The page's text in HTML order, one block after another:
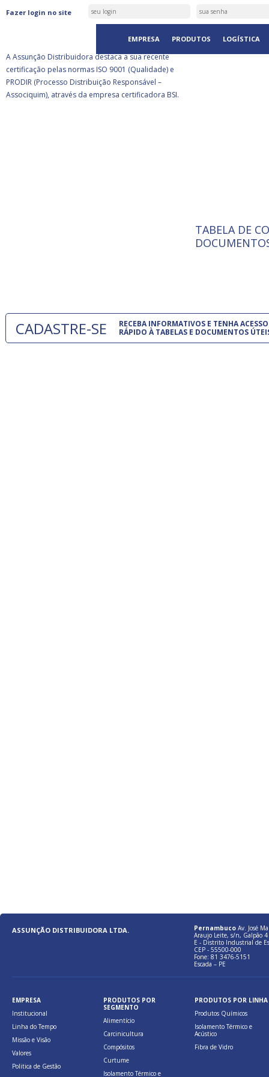
Fazer login no site
EMPRESA PRODUTOS LOGÍSTICA
ASSUNÇÃO DISTRIBUIDORA É
CERTIFICADA PELA BSI
A Assunção Distribuidora destaca a sua recente
certificação pelas normas ISO 9001 (Qualidade) e
PRODIR (Processo Distribuição Responsável –
Associquim), através da empresa certificadora BSI.
ISO 9001:
A
TABELA DE
CADASTRE-SE
RECEBA INFORMATIVOS E TENHA ACESSO
RÁPIDO À TABELAS E DOCUMENTOS
ASSUNÇÃO DISTRIBUIDORA LTDA. Pernambuco Av. José
Araujo Leite, s/n, Galpão 4
E - Distrito Industrial de
CEP - 55500-000
Fone: 81 3476-5151
Escada – PE
EMPRESA
Institucional
Linha do Tempo
Missão e Visão
Valores
Politica de Gestão
PRODUTOS POR
SEGMENTO
Alimentício
Carcinicultura
Compósitos
Curtume
Isolamento Térmico e
PRODUTOS POR LINHA
Produtos Químicos
Isolamento Térmico e
Acústico
Fibra de Vidro